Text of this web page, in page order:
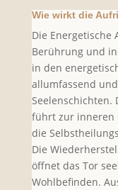
Wie wirkt die
Die
Berührung und
in den
allumfassend
Seelenschichten.
führt zur inneren
die
Die
öffnet das Tor
Wohlbefinden.